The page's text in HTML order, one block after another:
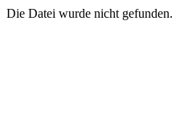
Die Datei wurde nicht gefunden.